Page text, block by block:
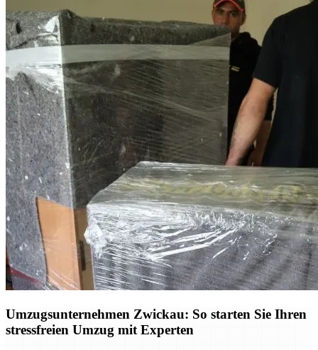
Umzugsunternehmen Zwickau: So starten Sie Ihren
stressfreien Umzug mit Experten